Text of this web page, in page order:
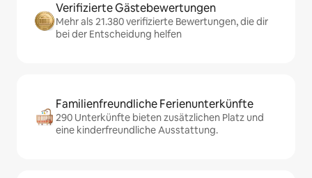
Verifizierte Gästebewertungen
Mehr als 21.380 verifizierte Bewertungen, die dir
bei der Entscheidung helfen
Familienfreundliche Ferienunterkünfte
290 Unterkünfte bieten zusätzlichen Platz und
eine kinderfreundliche Ausstattung.